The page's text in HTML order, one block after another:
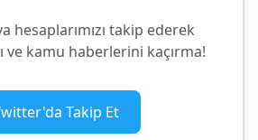
hesaplarımızı takip ederek
ve kamu haberlerini kaçırma!
Takip Et